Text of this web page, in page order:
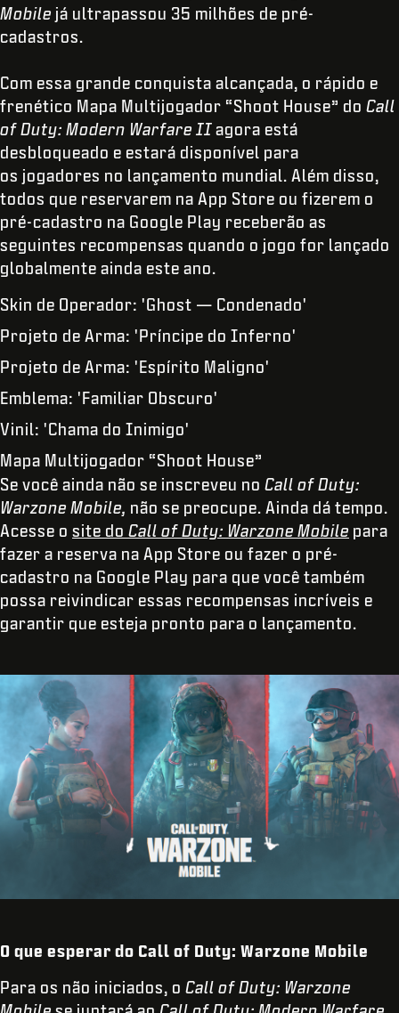
Mobile já ultrapassou 35 milhões de pré-
cadastros.
Com essa grande conquista alcançada, o rápido e
frenético Mapa Multijogador “Shoot House” do Call
of Duty: Modern Warfare II agora está
desbloqueado e estará disponível para
os jogadores no lançamento mundial. Além disso,
todos que reservarem na App Store ou fizerem o
pré-cadastro na Google Play receberão as
seguintes recompensas quando o jogo for lançado
globalmente ainda este ano.
Skin de Operador: 'Ghost — Condenado'
Projeto de Arma: 'Príncipe do Inferno'
Projeto de Arma: 'Espírito Maligno'
Emblema: 'Familiar Obscuro'
Vinil: 'Chama do Inimigo'
Mapa Multijogador “Shoot House”
Se você ainda não se inscreveu no Call of Duty:
Warzone Mobile, não se preocupe. Ainda dá tempo.
Acesse o site do Call of Duty: Warzone Mobile para
fazer a reserva na App Store ou fazer o pré-
cadastro na Google Play para que você também
possa reivindicar essas recompensas incríveis e
garantir que esteja pronto para o lançamento.
O que esperar do Call of Duty: Warzone Mobile
Para os não iniciados, o Call of Duty: Warzone